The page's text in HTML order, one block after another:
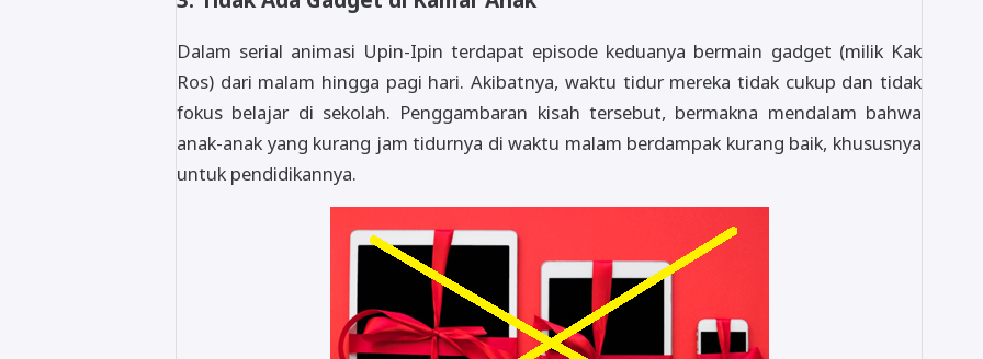
Dalam serial animasi Upin-Ipin terdapat episode keduanya bermain gadget (milik Kak
Ros) dari malam hingga pagi hari. Akibatnya, waktu tidur mereka tidak cukup dan tidak
fokus belajar di sekolah. Penggambaran kisah tersebut, bermakna mendalam bahwa
anak-anak yang kurang jam tidurnya di waktu malam berdampak kurang baik, khususnya
untuk pendidikannya.